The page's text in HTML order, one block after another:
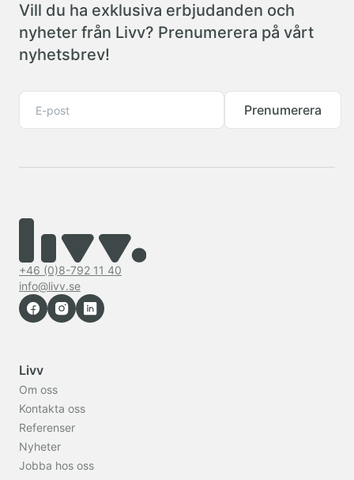
Vill du ha exklusiva erbjudanden och
nyheter från Livv? Prenumerera på vårt
nyhetsbrev!
Prenumerera
+46 (0)8-792 11 40
info@livv.se
Livv
Om oss
Kontakta oss
Referenser
Nyheter
Jobba hos oss